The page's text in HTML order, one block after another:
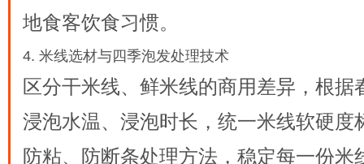
地食客饮食习惯。
4. 米线选材与四季泡发处理技术
区分干米线、鲜米线的商用差异，根
浸泡水温、浸泡时长，统一米线软硬度
防粘、防断条处理方法，稳定每一份米